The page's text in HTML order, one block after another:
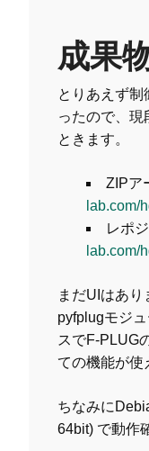
成果
とりあえず
ったので、現
ときます。
ZIPア
lab.com/
レポ
lab.com/
まだUIはあり
pyfplugモジ
スでF-PLUG
ての機能が使
ちなみに
64bit) で動作